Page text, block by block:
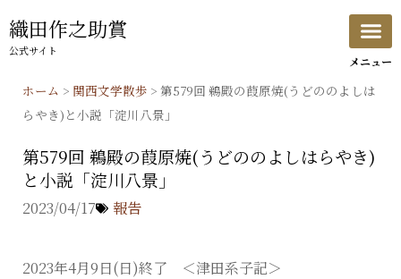
容
を
織田作之助賞
公式サイト
ホーム > 関西文学散歩 > 第579回 鵜殿の葭原焼(うどののよしは
らやき)と小説「淀川八景」
第579回 鵜殿の葭原焼(うどののよしはらやき)
と小説「淀川八景」
2023/04/17 報告
2023年4月9日(日)終了 ＜津田系子記＞